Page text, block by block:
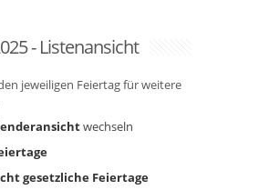
- Listenansicht
jeweiligen Feiertag für weitere
wechseln
gesetzliche Feiertage